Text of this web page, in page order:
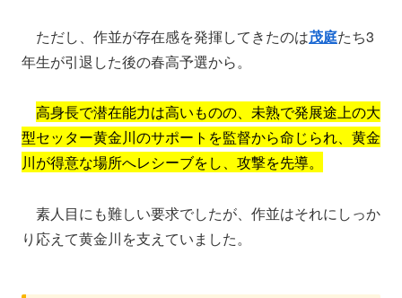
ただし、作並が存在感を発揮してきたのは茂庭たち3
年生が引退した後の春高予選から。
高身長で潜在能力は高いものの、未熟で発展途上の大
型セッター黄金川のサポートを監督から命じられ、黄金
川が得意な場所へレシーブをし、攻撃を先導。
素人目にも難しい要求でしたが、作並はそれにしっか
り応えて黄金川を支えていました。